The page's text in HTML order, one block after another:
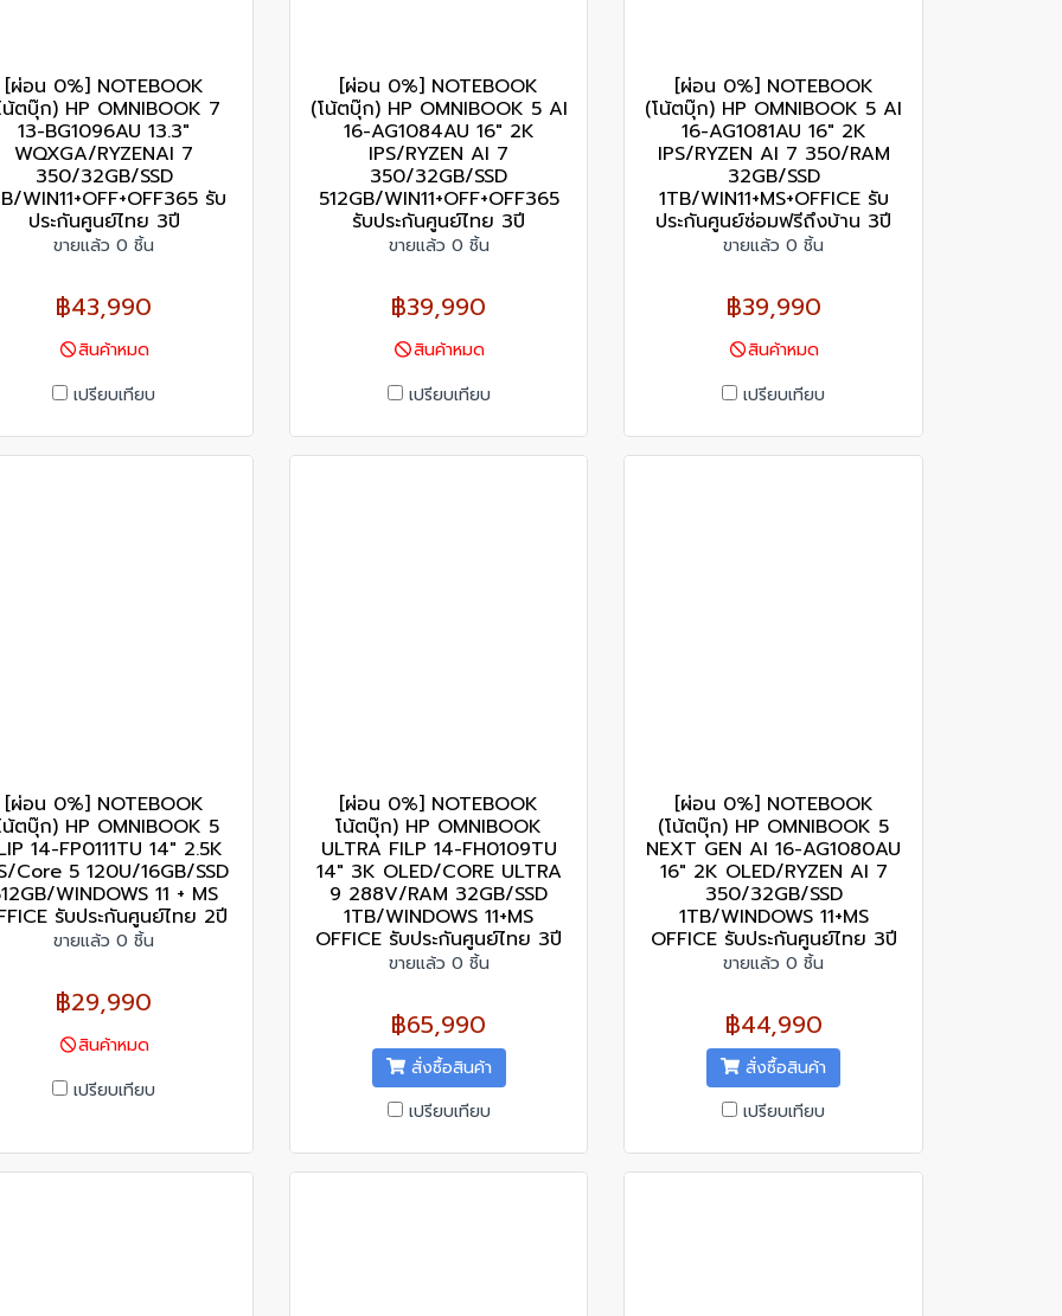
[ผ่อน 0%] NOTEBOOK
น้ตบุ๊ก) HP OMNIBOOK 7
13-BG1096AU 13.3"
WQXGA/RYZENAI 7
350/32GB/SSD
WIN11+OFF+OFF365 รับ
ประกันศูนย์ไทย 3ปี
ขายแล้ว 0 ชิ้น
฿43,990
สินค้าหมด
เปรียบเทียบ
[ผ่อน 0%] NOTEBOOK
(โน้ตบุ๊ก) HP OMNIBOOK 5 AI
16-AG1084AU 16" 2K
IPS/RYZEN AI 7
350/32GB/SSD
512GB/WIN11+OFF+OFF365
รับประกันศูนย์ไทย 3ปี
ขายแล้ว 0 ชิ้น
฿39,990
สินค้าหมด
เปรียบเทียบ
[ผ่อน 0%] NOTEBOOK
(โน้ตบุ๊ก) HP OMNIBOOK 5 AI
16-AG1081AU 16" 2K
IPS/RYZEN AI 7 350/RAM
32GB/SSD
1TB/WIN11+MS+OFFICE รับ
ประกันศูนย์ซ่อมฟรีถึงบ้าน 3ปี
ขายแล้ว 0 ชิ้น
฿39,990
สินค้าหมด
เปรียบเทียบ
[ผ่อน 0%] NOTEBOOK
น้ตบุ๊ก) HP OMNIBOOK 5
14-FP0111TU 14" 2.5K
Core 5 120U/16GB/SSD
WINDOWS 11 + MS
รับประกันศูนย์ไทย 2ปี
ขายแล้ว 0 ชิ้น
฿29,990
สินค้าหมด
เปรียบเทียบ
[ผ่อน 0%] NOTEBOOK
โน้ตบุ๊ก) HP OMNIBOOK
ULTRA FILP 14-FH0109TU
14" 3K OLED/CORE ULTRA
9 288V/RAM 32GB/SSD
1TB/WINDOWS 11+MS
OFFICE รับประกันศูนย์ไทย 3ปี
ขายแล้ว 0 ชิ้น
฿65,990
สั่งซื้อสินค้า
เปรียบเทียบ
[ผ่อน 0%] NOTEBOOK
(โน้ตบุ๊ก) HP OMNIBOOK 5
NEXT GEN AI 16-AG1080AU
16" 2K OLED/RYZEN AI 7
350/32GB/SSD
1TB/WINDOWS 11+MS
OFFICE รับประกันศูนย์ไทย 3ปี
ขายแล้ว 0 ชิ้น
฿44,990
สั่งซื้อสินค้า
เปรียบเทียบ